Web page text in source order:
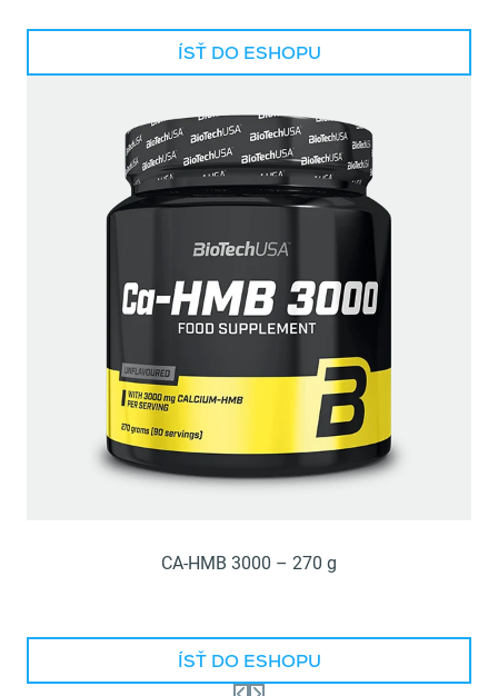
ÍSŤ DO ESHOPU
CA-HMB 3000 – 270 g
ÍSŤ DO ESHOPU